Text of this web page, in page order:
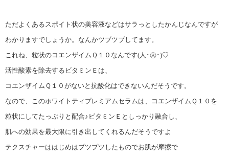
ただよくあるスポイト状の美容液などはサラっとしたかんじなんですが
わかりますでしょうか。なんかツブツブしてます。
これね、粒状のコエンザイムＱ１０なんです(人･㉨･)♡
活性酸素を除去するビタミンＥは、
コエンザイムＱ１０がないと抗酸化はできないんだそうです。
なので、このホワイトティプレミアムセラムは、コエンザイムＱ１０を
粒状にしてたっぷりと配合♪ビタミンＥとしっかり融合し、
肌への効果を最大限に引き出してくれるんだそうですよ
テクスチャーははじめはプツプツしたものでお肌が摩擦で